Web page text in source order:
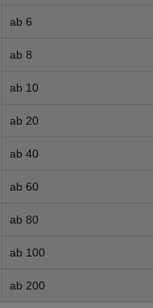
ab 6
ab 8
ab 10
ab 20
ab 40
ab 60
ab 80
ab 100
ab 200